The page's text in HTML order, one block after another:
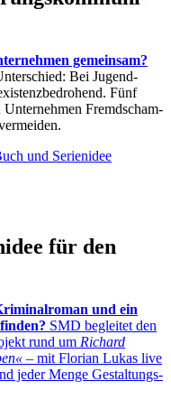
ge­mein­sam?
Bei Jugend­
Fünf
Fremd­scham-
für den
und ein
SMD be­glei­tet den
rund um Richard
– mit Florian Lukas live
jeder Menge Ge­stal­tungs­